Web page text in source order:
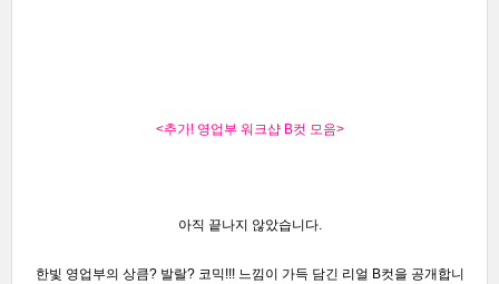
<추가! 영업부 워크샵 B컷 모음>
아직 끝나지 않았습니다.
한빛 영업부의 상큼? 발랄? 코믹!!!느낌이 가득 담긴 리얼 B컷을 공개합니